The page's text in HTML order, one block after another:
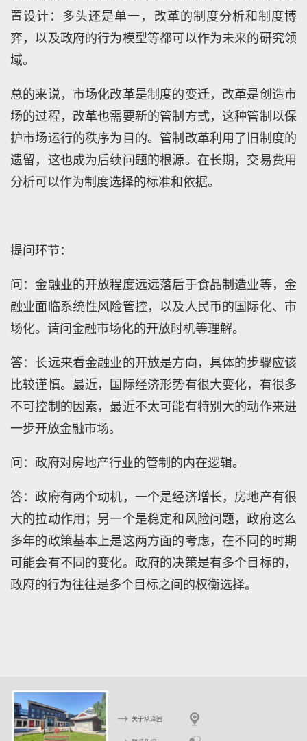
置设计：多头还是单一，改革的制度分析和制度博
弈，以及政府的行为模型等都可以作为未来的研究领
域。
总的来说，市场化改革是制度的变迁，改革是创造市
场的过程，改革也需要新的管制方式，这种管制以保
护市场运行的秩序为目的。管制改革利用了旧制度的
遗留，这也成为后续问题的根源。在长期，交易费用
分析可以作为制度选择的标准和依据。
提问环节：
问：金融业的开放程度远远落后于食品制造业等，金
融业面临系统性风险管控，以及人民币的国际化、市
场化。请问金融市场化的开放时机等理解。
答：长远来看金融业的开放是方向，具体的步骤应该
比较谨慎。最近，国际经济形势有很大变化，有很多
不可控制的因素，最近不太可能有特别大的动作来进
一步开放金融市场。
问：政府对房地产行业的管制的内在逻辑。
答：政府有两个动机，一个是经济增长，房地产有很
大的拉动作用；另一个是稳定和风险问题，政府这么
多年的政策基本上是这两方面的考虑，在不同的时期
可能会有不同的变化。政府的决策是有多个目标的，
政府的行为往往是多个目标之间的权衡选择。
关于承泽园